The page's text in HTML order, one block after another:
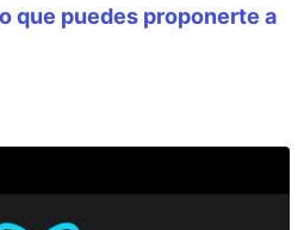
que puedes proponerte a